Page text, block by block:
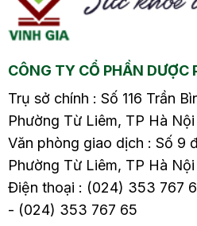
nhiều người cao tuổi.
Chỉ cần một cơn gió…
CÔNG TY CỔ PHẦN DƯỢC
Trụ sở chính : Số 116 Trần
Phường Từ Liêm, TP Hà Nội
Văn phòng giao dịch : Số 9
Phường Từ Liêm, TP Hà Nội
Điện thoại : (024) 353 767
- (024) 353 767 65